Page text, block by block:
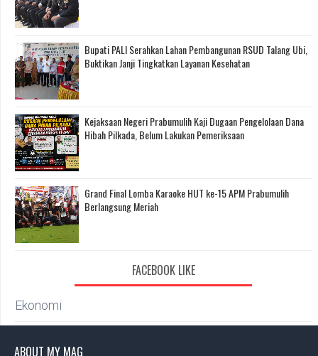
Bupati PALI Serahkan Lahan Pembangunan RSUD Talang Ubi,
Buktikan Janji Tingkatkan Layanan Kesehatan
Kejaksaan Negeri Prabumulih Kaji Dugaan Pengelolaan Dana
Hibah Pilkada, Belum Lakukan Pemeriksaan
Grand Final Lomba Karaoke HUT ke-15 APM Prabumulih
Berlangsung Meriah
FACEBOOK LIKE
Ekonomi
ABOUT MY MAG